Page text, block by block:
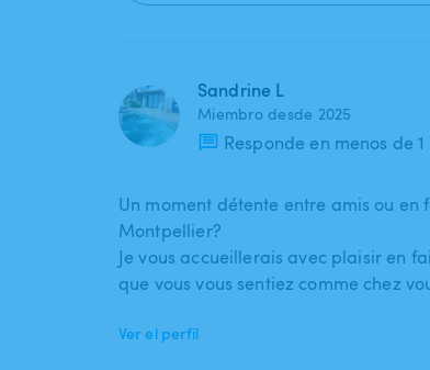
Sandrine L
Miembro desde 2025
Responde en menos de
Un moment détente entre amis ou en
Montpellier?
Je vous accueillerais avec plaisir en
que vous vous sentiez comme chez
Ver el perfil